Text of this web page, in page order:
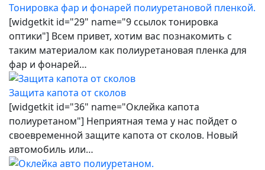
Тонировка фар и фонарей полиуретановой пленкой.
[widgetkit id="29" name="9 ссылок тонировка
оптики"] Всем привет, хотим вас познакомить с
таким материалом как полиуретановая пленка для
фар и фонарей…
Защита капота от сколов
[widgetkit id="36" name="Оклейка капота
полиуретаном"] Неприятная тема у нас пойдет о
своевременной защите капота от сколов. Новый
автомобиль или…